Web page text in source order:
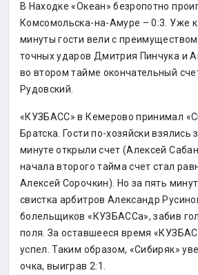
В Находке «Океан» безропотно
Комсомольска-на-Амуре – 0:3. Уже к
минуты гости вели с
точных ударов Дмитрия Пинчука и
во втором тайме окончательный
Рудовский.
«КУЗБАСС» в Кемерово принимал
Братска. Гости по-хозяйски взялись
минуте открыли счет (Алексей
начала второго тайма счет стал
Алексей Сорочкин). Но за пять
свистка арбитров Александр
болельщиков «КУЗБАССа», забив
поля. За оставшееся время
успел. Таким образом, «Сибиряк»
очка, выиграв 2:1.